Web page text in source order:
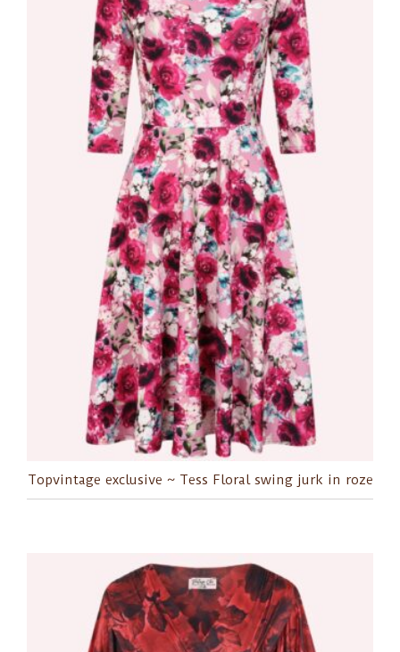
Topvintage exclusive ~ Tess Floral swing jurk in roze